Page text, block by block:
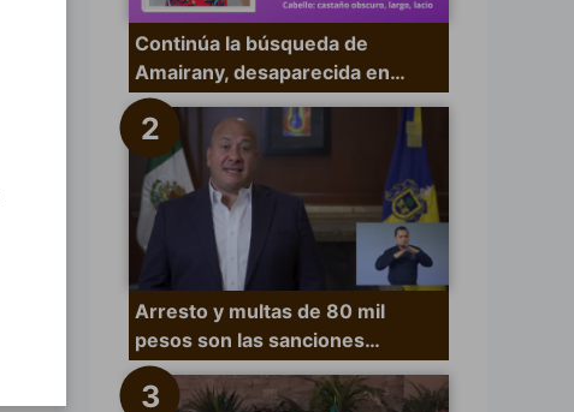
Continúa la búsqueda de
Amairany, desaparecida en…
Arresto y multas de 80 mil
pesos son las sanciones…